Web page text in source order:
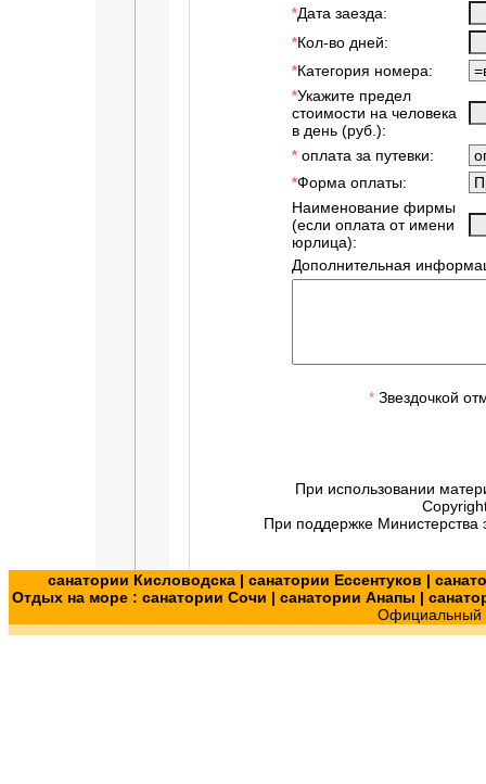
*Дата заезда:
*Кол-во дней:
*Категория номера:
*Укажите предел
стоимости на человека
в день (руб.):
* оплата за путевки:
*Форма оплаты:
Наименование фирмы
(если оплата от имени
юрлица):
Дополнительная
* Звездочкой
При использовании
При поддержке Министерства
санатории Кисловодска| санатории Ессентуков |
Отдых на море : санатории Сочи | санатории Анапы |
Официальный